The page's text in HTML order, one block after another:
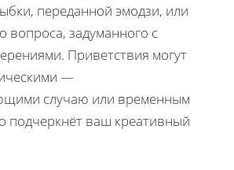
переданной эмодзи, или
вопроса, задуманного с
Приветствия могут
—
случаю или временным
подчеркнёт ваш креативный